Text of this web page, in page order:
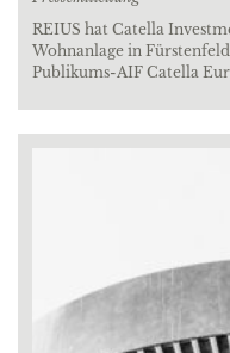
REIUS hat Catella
Wohnanlage in
Publikums-AIF Catella